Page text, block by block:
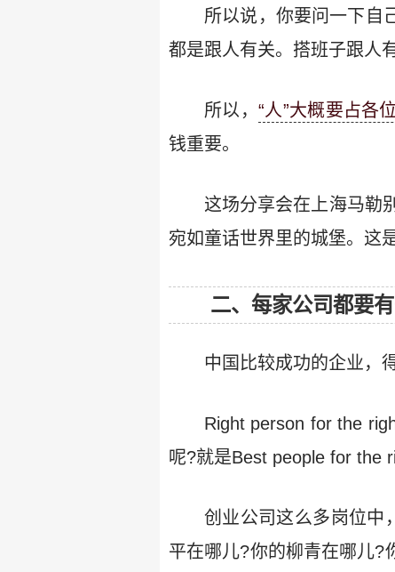
所以说，你要问一下自
都是跟人有关。搭班子跟人
所以， “人”大概要占各
钱重要。
这场分享会在上海马勒
宛如童话世界里的城堡。这
二、每家公司都要
中国比较成功的企业，
Right person for the
呢?就是Best people for the
创业公司这么多岗位中
平在哪儿?你的柳青在哪儿?